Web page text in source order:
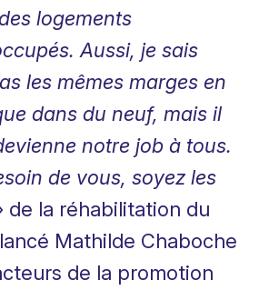
logements
Aussi, je sais
les mêmes marges en
dans du neuf, mais il
notre job à tous.
de vous, soyez les
de la réhabilitation du
Mathilde Chaboche
de la promotion